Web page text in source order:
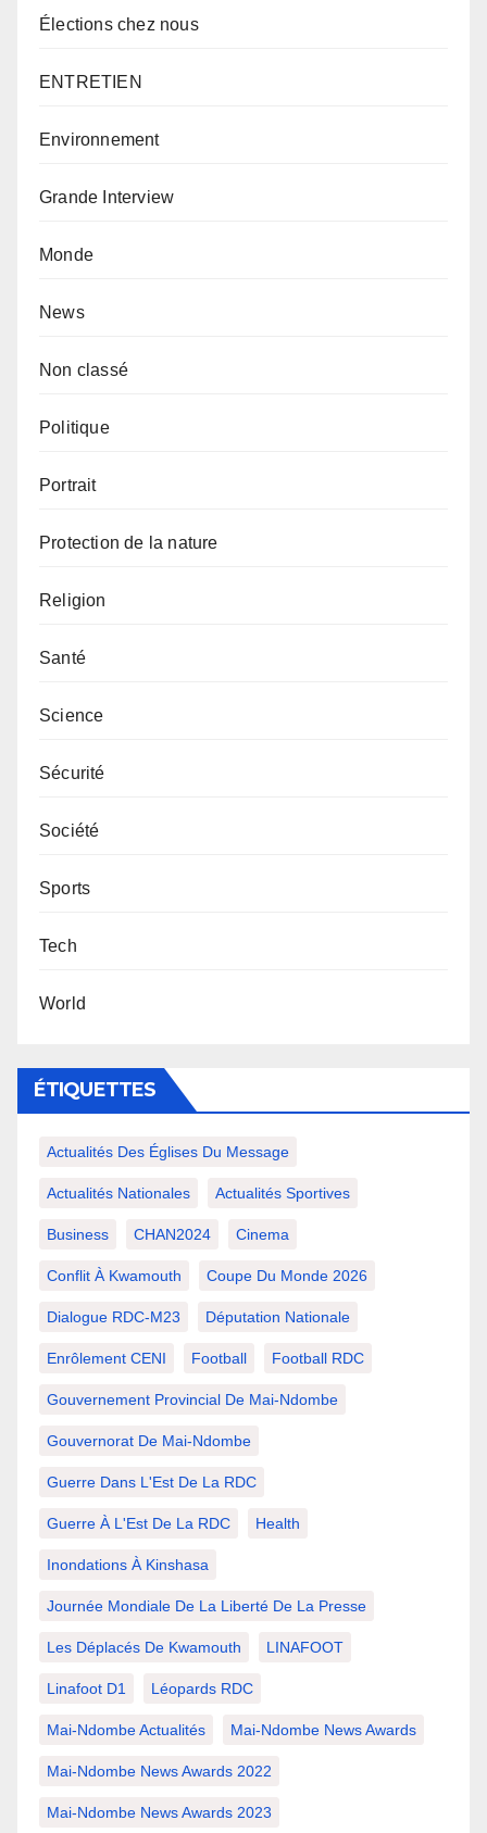
Élections chez nous
ENTRETIEN
Environnement
Grande Interview
Monde
News
Non classé
Politique
Portrait
Protection de la nature
Religion
Santé
Science
Sécurité
Société
Sports
Tech
World
ÉTIQUETTES
Actualités Des Églises Du Message
Actualités Nationales Actualités Sportives
Business CHAN2024 Cinema
Conflit À Kwamouth Coupe Du Monde 2026
Dialogue RDC-M23 Députation Nationale
Enrôlement CENI Football Football RDC
Gouvernement Provincial De Mai-Ndombe
Gouvernorat De Mai-Ndombe
Guerre Dans L'Est De La RDC
Guerre À L'Est De La RDC Health
Inondations À Kinshasa
Journée Mondiale De La Liberté De La Presse
Les Déplacés De Kwamouth LINAFOOT
Linafoot D1 Léopards RDC
Mai-Ndombe Actualités Mai-Ndombe News Awards
Mai-Ndombe News Awards 2022
Mai-Ndombe News Awards 2023